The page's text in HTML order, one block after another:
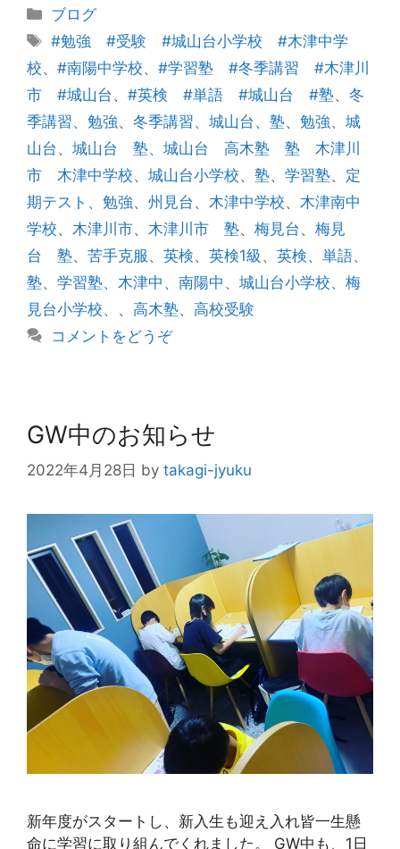
カ
テ
リ
ー
ブログ
タ
グ
#勉強 #受験 #城山台小学校 #木津中学
校、 #南陽中学校、 #学習塾 #冬季講習 #木津川
市 #城山台 、 #英検 #単語 #城山台 #塾、 冬
季講習、勉強、 冬季講習、城山台、塾、 勉強、 城
山台 、 城山台 塾、 城山台 高木塾 塾 木津川
市 木津中学校、 城山台小学校、 塾、 学習塾、 定
期テスト、勉強、 州見台 、 木津中学校、 木津南中
学校、 木津川市、 木津川市 塾、 梅見台 、 梅見
台 塾、 苦手克服 、 英検、 英検1級 、 英検、単語、
塾、学習塾、木津中、南陽中、城山台小学校、梅
見台小学校、 、 高木塾、 高校受験
コメントをどうぞ
GW中のお知らせ
2022年4月28日 by takagi-jyuku
新年度がスタートし、新入生も迎え入れ皆一生懸
命に学習に取り組んでくれました。 GW中も、1日